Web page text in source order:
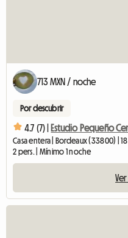
713 MXN / noche
Por descubrir
4.7 (7) | Estudio Pequeño
Casa entera | Bordeaux (33800) |
2 pers. | Mínimo 1 noche